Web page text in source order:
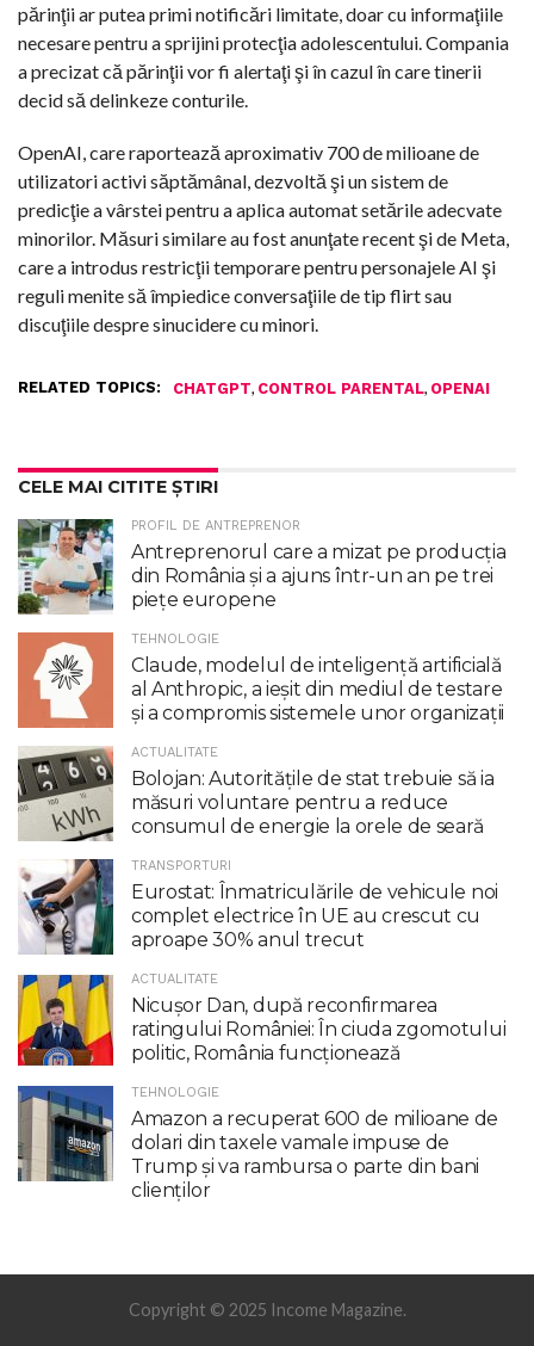
părinţii ar putea primi notificări limitate, doar cu informaţiile
necesare pentru a sprijini protecţia adolescentului. Compania
a precizat că părinţii vor fi alertaţi şi în cazul în care tinerii
decid să delinkeze conturile.
OpenAI, care raportează aproximativ 700 de milioane de
utilizatori activi săptămânal, dezvoltă şi un sistem de
predicţie a vârstei pentru a aplica automat setările adecvate
minorilor. Măsuri similare au fost anunţate recent şi de Meta,
care a introdus restricţii temporare pentru personajele AI şi
reguli menite să împiedice conversaţiile de tip flirt sau
discuţiile despre sinucidere cu minori.
RELATED TOPICS: CHATGPT, CONTROL PARENTAL, OPENAI
CELE MAI CITITE ȘTIRI
PROFIL DE ANTREPRENOR
Antreprenorul care a mizat pe producția
din România și a ajuns într-un an pe trei
piețe europene
TEHNOLOGIE
Claude, modelul de inteligenţă artificială
al Anthropic, a ieşit din mediul de testare
şi a compromis sistemele unor organizaţii
ACTUALITATE
Bolojan: Autoritățile de stat trebuie să ia
măsuri voluntare pentru a reduce
consumul de energie la orele de seară
TRANSPORTURI
Eurostat: Înmatriculările de vehicule noi
complet electrice în UE au crescut cu
aproape 30% anul trecut
ACTUALITATE
Nicuşor Dan, după reconfirmarea
ratingului României: În ciuda zgomotului
politic, România funcţionează
TEHNOLOGIE
Amazon a recuperat 600 de milioane de
dolari din taxele vamale impuse de
Trump şi va rambursa o parte din bani
clienţilor
Copyright © 2025 Income Magazine.